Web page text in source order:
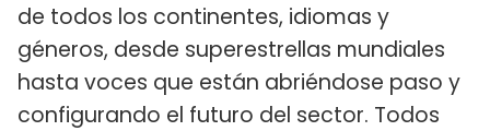
de todos los continentes, idiomas y
géneros, desde superestrellas mundiales
hasta voces que están abriéndose paso y
configurando el futuro del sector. Todos